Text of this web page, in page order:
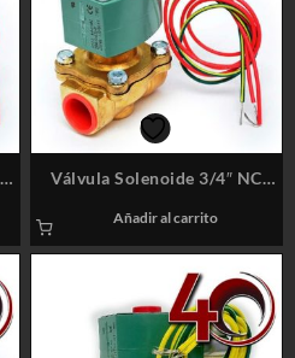
Válvula Solenoide 3/4″ NC
ASCO / 8210G003
Añadir al carrito